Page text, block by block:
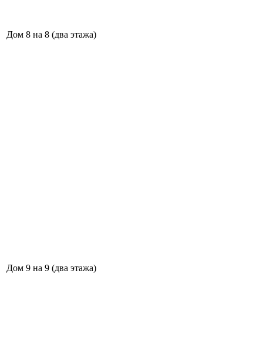
Дом 8 на 8 (два этажа)
Дом 9 на 9 (два этажа)